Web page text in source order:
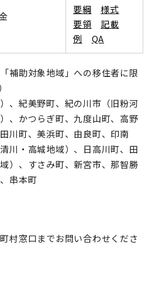
要綱
様式
要領
記載
例
QA
補助対象地域」への移住者に限
、紀美野町、紀の川市（旧粉河
、かつらぎ町、九度山町、高野
川町、美浜町、由良町、印南
川・高城地域）、日高川町、田
）、すさみ町、新宮市、那智勝
串本町
村窓口までお問い合わせくださ